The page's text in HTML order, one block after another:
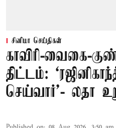
சினிமா செய்திகள்
காவிரி-வைகை-
திட்டம்:
செய்வார்’- லதா